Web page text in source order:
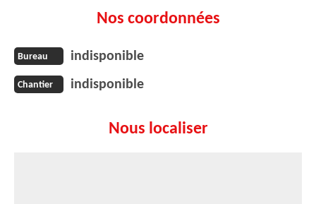
Nos coordonnées
Bureau indisponible
Chantier indisponible
Nous localiser